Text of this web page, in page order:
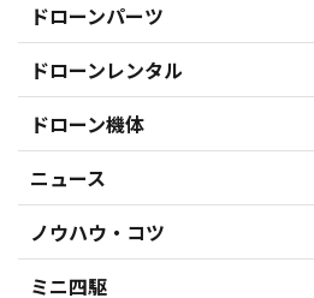
ドローンパーツ
ドローンレンタル
ドローン機体
ニュース
ノウハウ・コツ
ミニ四駆